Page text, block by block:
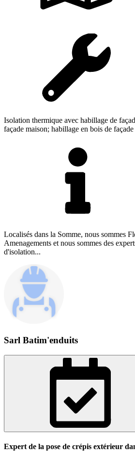
Isolation thermique avec habillage de
façade maison; habillage en bois de
Localisés dans la Somme, nous sommes
Amenagements et nous sommes des
d'isolation...
Sarl Batim'enduits
Expert de la pose de crépis extérieur